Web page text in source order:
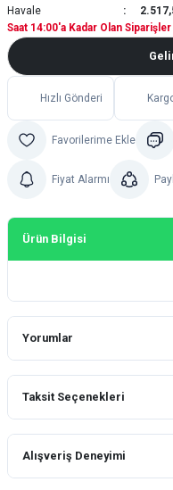
Havale
Saat 14:00'a Kadar Olan
Hızlı Gönderi
Fiyat Alarmı
Ürün Bilgisi
Yorumlar
Taksit Seçenekleri
Alışveriş Deneyimi